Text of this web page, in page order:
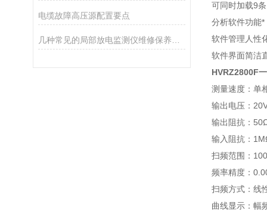
电缆故障高压源配置要点
可同时加载9
分析软件功能
软件管理人性
软件界面简洁
HVRZ2800F
测量速度：单
输出电压：
输出阻抗：
输入阻抗：
扫频范围：
频率精度：
扫频方式：线
曲线显示：幅